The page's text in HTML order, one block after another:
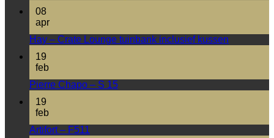
08
apr
Hay – Crate Lounge tuinbank inclusief kussen
19
feb
Pierre Chapo – S 15
19
feb
Artifort – F511